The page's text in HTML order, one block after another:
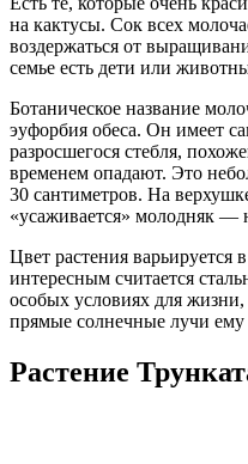
на кактусы. Сок всех
воздержаться от
семье есть дети или
Ботаническое название
эуфорбия обеса. Он имеет
разросшегося стебля,
временем опадают. Это
30 сантиметров. На
«усаживается» молодняк —
Цвет растения варьируется
интересным считается
особых условиях для жизни,
прямые солнечные лучи ему
Растение